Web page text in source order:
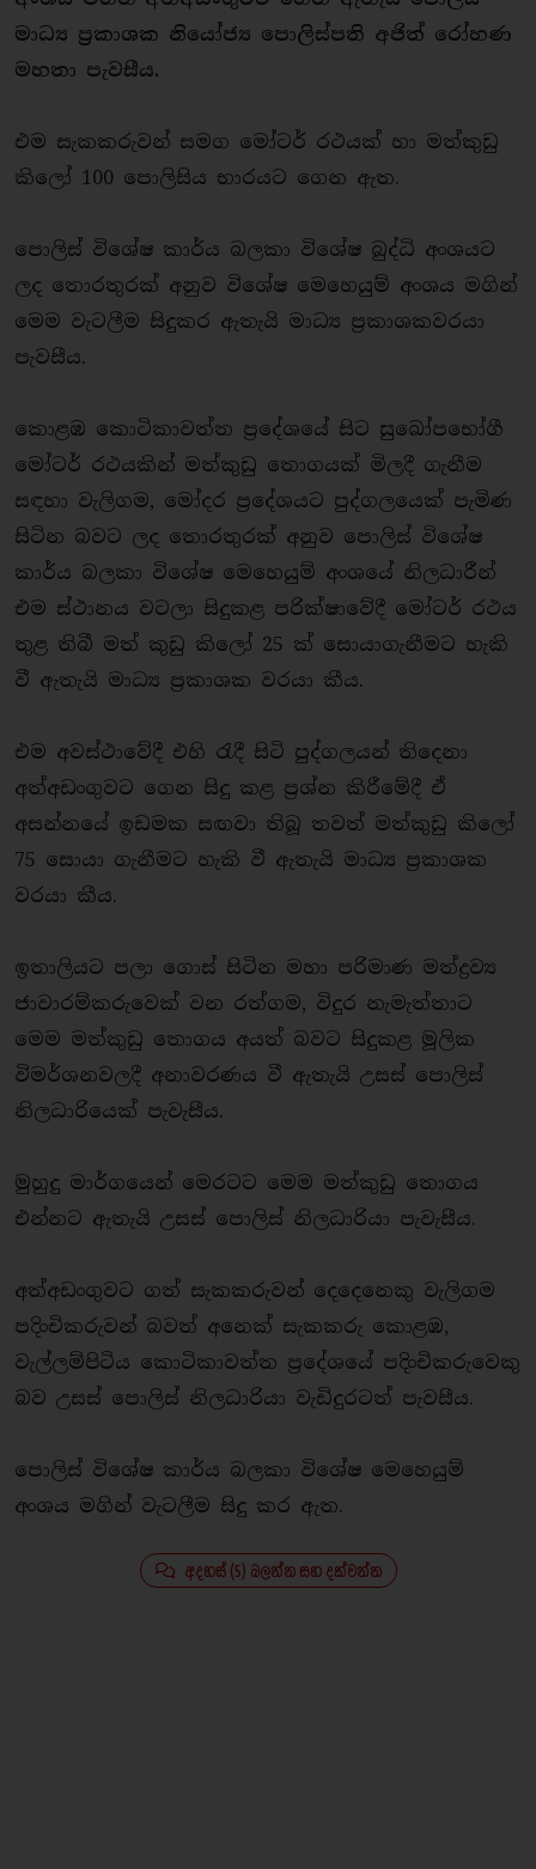
මාධ්‍ය ප්‍රකාශක නියෝජ්‍ය පොලිස්පති අජිත් රෝහණ
මහතා පැවසීය.
එම සැකකරුවන් සමග මෝටර් රථයක් හා මත්කුඩු
කිලෝ 100 පොලිසිය භාරයට ගෙන ඇත.
පොලිස් විශේෂ කාර්ය බලකා විශේෂ බුද්ධි අංශයට
ලද තොරතුරක් අනුව විශේෂ මෙහෙයුම් අංශය මගින්
මෙම වැටලීම සිදුකර ඇතැයි මාධ්‍ය ප්‍රකාශකවරයා
පැවසීය.
කොළඹ කොටිකාවත්ත ප්‍රදේශයේ සිට සුඛෝපභෝගී
මෝටර් රථයකින් මත්කුඩු තොගයක් මිලදී ගැනීම
සඳහා වැලිගම, මෝදර ප්‍රදේශයට පුද්ගලයෙක් පැමිණ
සිටින බවට ලද තොරතුරක් අනුව පොලිස් විශේෂ
කාර්ය බලකා විශේෂ මෙහෙයුම් අංශයේ නිලධාරීන්
එම ස්ථානය වටලා සිදුකළ පරික්ෂාවේදී මෝටර් රථය
තුළ තිබී මත් කුඩු කිලෝ 25 ක් සොයාගැනීමට හැකි
වී ඇතැයි මාධ්‍ය ප්‍රකාශක වරයා කීය.
එම අවස්ථාවේදී එහි රැදී සිටි පුද්ගලයන් තිදෙනා
අත්අඩංගුවට ගෙන සිදු කළ ප්‍රශ්න කිරීමේදී ඒ
අසන්නයේ ඉඩමක සඟවා තිබූ තවත් මත්කුඩු කිලෝ
75 සොයා ගැනීමට හැකි වී ඇතැයි මාධ්‍ය ප්‍රකාශක
වරයා කීය.
ඉතාලියට පලා ගොස් සිටින මහා පරිමාණ මත්ද්‍රව්‍ය
ජාවාරම්කරුවෙක් වන රත්ගම, විදුර නැමැත්තාට
මෙම මත්කුඩු තොගය අයත් බවට සිදුකළ මූලික
විමර්ශනවලදී අනාවරණය වී ඇතැයි උසස් පොලිස්
නිලධාරියෙක් පැවැසීය.
මුහුදු මාර්ගයෙන් මෙරටට මෙම මත්කුඩු තොගය
එන්නට ඇතැයි උසස් පොලිස් නිලධාරියා පැවැසීය.
අත්අඩංගුවට ගත් සැකකරුවන් දෙදෙනෙකු වැලිගම
පදිංචිකරුවන් බවත් අනෙක් සැකකරු කොළඹ,
වැල්ලම්පිටිය කොටිකාවත්ත ප්‍රදේශයේ පදිංචිකරුවෙකු
බව උසස් පොලිස් නිලධාරියා වැඩිදුරටත් පැවසීය.
පොලිස් විශේෂ කාර්ය බලකා විශේෂ මෙහෙයුම්
අංශය මගින් වැටලීම සිදු කර ඇත.
අදහස් (5) බලන්න සහ දක්වන්න